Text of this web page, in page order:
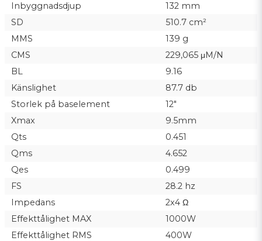
Inbyggnadsdjup
132 mm
SD
510.7 cm²
MMS
139 g
CMS
229,065 μM/N
BL
9.16
Känslighet
87.7 db
Storlek på baselement
12"
Xmax
9.5mm
Qts
0.451
Qms
4.652
Qes
0.499
FS
28.2 hz
Impedans
2x4 Ω
Effekttålighet MAX
1000W
Effekttålighet RMS
400W